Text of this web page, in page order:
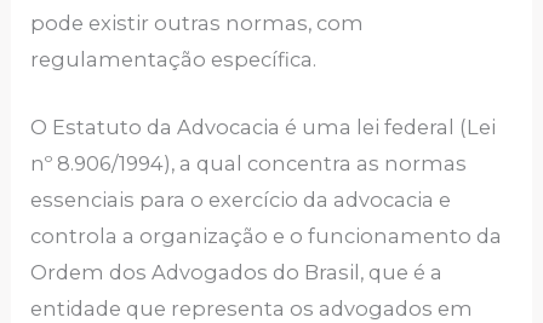
pode existir outras normas, com
regulamentação específica.
O Estatuto da Advocacia é uma lei federal (Lei
nº 8.906/1994), a qual concentra as normas
essenciais para o exercício da advocacia e
controla a organização e o funcionamento da
Ordem dos Advogados do Brasil, que é a
entidade que representa os advogados em